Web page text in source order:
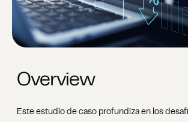
Overview
Este estudio de caso profundiza en los